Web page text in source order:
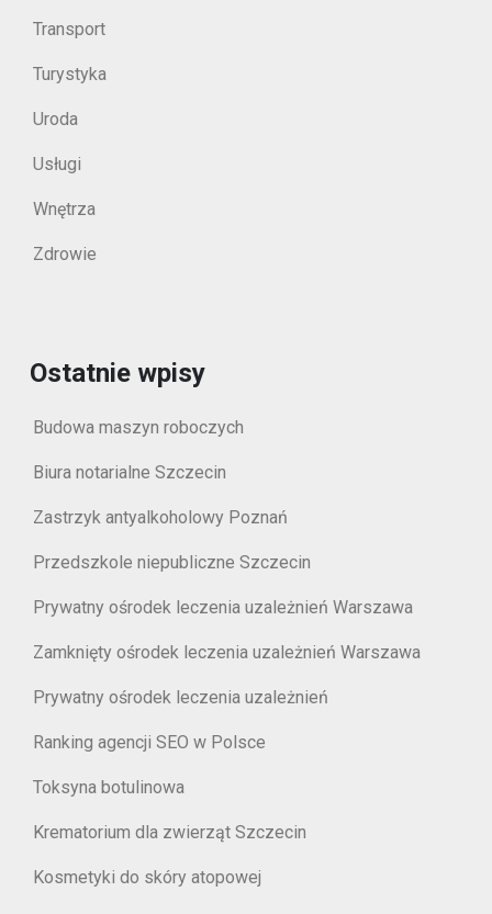
Transport
Turystyka
Uroda
Usługi
Wnętrza
Zdrowie
Ostatnie wpisy
Budowa maszyn roboczych
Biura notarialne Szczecin
Zastrzyk antyalkoholowy Poznań
Przedszkole niepubliczne Szczecin
Prywatny ośrodek leczenia uzależnień Warszawa
Zamknięty ośrodek leczenia uzależnień Warszawa
Prywatny ośrodek leczenia uzależnień
Ranking agencji SEO w Polsce
Toksyna botulinowa
Krematorium dla zwierząt Szczecin
Kosmetyki do skóry atopowej